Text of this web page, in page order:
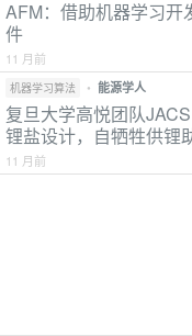
AFM：借助机器学习开
件
11 月前
机器学习算法 • 能源学人
复旦大学高悦团队
锂盐设计，自牺牲供锂
11 月前